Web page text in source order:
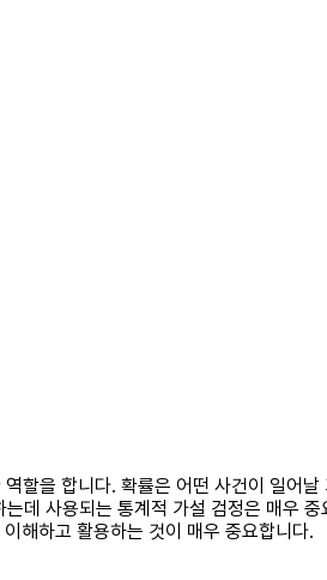
할을 합니다. 확률은 어떤 사건이 일어
데 사용되는 통계적 가설 검정은 매우
해하고 활용하는 것이 매우 중요합니다.